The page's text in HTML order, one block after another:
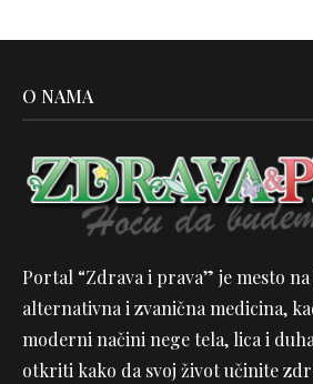
O NAMA
Portal “Zdrava i prava” je mesto
alternativna i zvanična medicina,
moderni načini nege tela, lica i
otkriti kako da svoj život učinite